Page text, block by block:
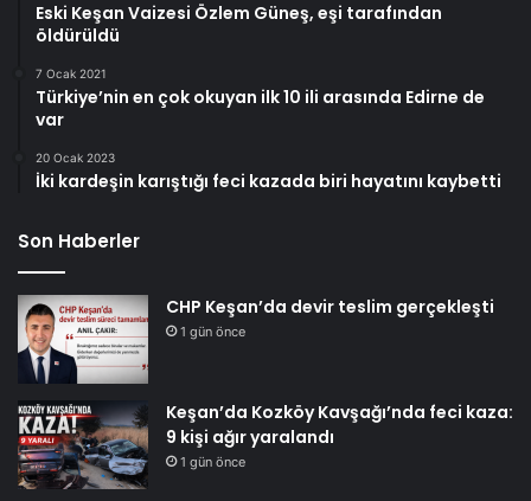
Eski Keşan Vaizesi Özlem Güneş, eşi tarafından
öldürüldü
7 Ocak 2021
Türkiye’nin en çok okuyan ilk 10 ili arasında Edirne de
var
20 Ocak 2023
İki kardeşin karıştığı feci kazada biri hayatını kaybetti
Son Haberler
CHP Keşan’da devir teslim gerçekleşti
1 gün önce
Keşan’da Kozköy Kavşağı’nda feci kaza:
9 kişi ağır yaralandı
1 gün önce